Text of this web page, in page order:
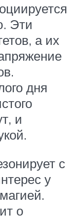
Эти
а их
дня
и
с
у
о